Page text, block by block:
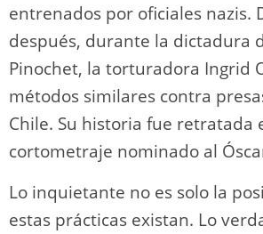
entrenados por oficiales nazis.
después, durante la dictadura
Pinochet, la torturadora Ingrid
métodos similares contra
Chile. Su historia fue retratada
cortometraje nominado al
Lo inquietante no es solo la
estas prácticas existan. Lo